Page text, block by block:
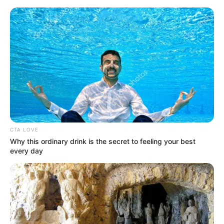
viser le podium. Sa régularité inspire confiance.
DYLAN DOG FONT (9)– La pointe de vitesse
redoutée
En pleine possession de ses moyens,DYLAN DOG
FONT (9)reste sur plusieurs bonnes sorties. Il devra
toutefois composer avec un numéro délicat en
seconde ligne. Cependant, sa capacité à finir fort
peut lui permettre de surprendre. Il faudra le
surveiller jusqu’au bout.
CTA LOVE
Why this ordinary drink is the secret to feeling your best
every day